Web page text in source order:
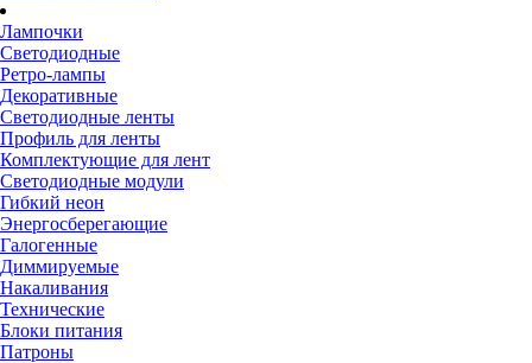
Лампочки
Светодиодные
Ретро-лампы
Декоративные
Светодиодные ленты
Профиль для ленты
Комплектующие для лент
Светодиодные модули
Гибкий неон
Энергосберегающие
Галогенные
Диммируемые
Накаливания
Технические
Блоки питания
Патроны